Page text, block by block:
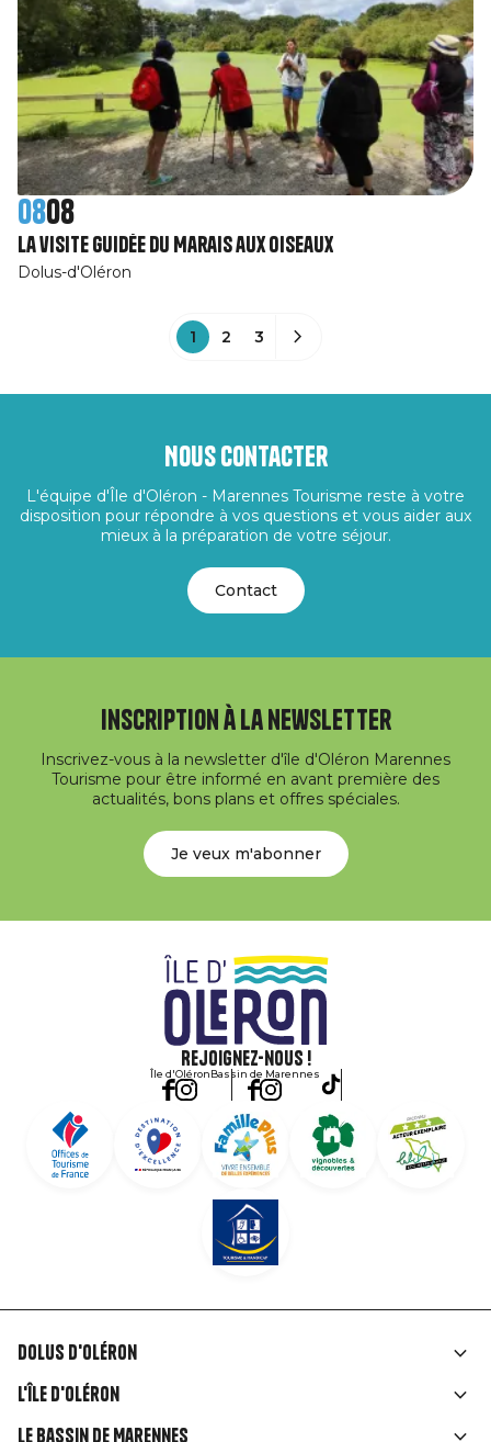
0808
La visite guidée du Marais aux Oiseaux
Dolus-d'Oléron
1 2 3
Nous contacter
L'équipe d'Île d'Oléron - Marennes Tourisme reste à votre
disposition pour répondre à vos questions et vous aider aux
mieux à la préparation de votre séjour.
Contact
Inscription à la newsletter
Inscrivez-vous à la newsletter d'île d'Oléron Marennes
Tourisme pour être informé en avant première des
actualités, bons plans et offres spéciales.
Je veux m'abonner
Rejoignez-nous !
Île d'OléronBassin de Marennes
Liens
rubriques
Dolus d'Oléron
L'île d'Oléron
Le Bassin de Marennes